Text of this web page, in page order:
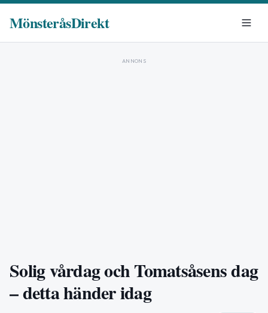
MönsteråsDirekt
ANNONS
Solig vårdag och Tomatsåsens dag
– detta händer idag